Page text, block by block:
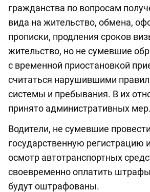
гражданства по вопросам
вида на жительство, обмена,
прописки, продления сроков
жительство, но не сумевшие
с временной приостановкой
считаться нарушившими
системы и пребывания. В их
принято административных мер.
Водители, не сумевшие провести
государственную регистрацию
осмотр автотранспортных
своевременно оплатить
будут оштрафованы.